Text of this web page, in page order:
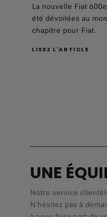
La nouvelle Fiat
été dévoilées au
chapitre pour Fiat.
LISEZ L'ARTICLE
UNE
Notre service
N'hésitez pas à